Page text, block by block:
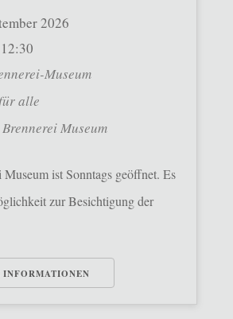
2026
Museum
alle
Brennerei Museum
ist Sonntags geöffnet. Es
zur Besichtigung der
INFORMATIONEN